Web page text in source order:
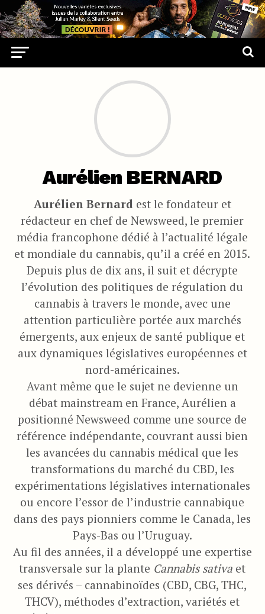
Aurélien BERNARD
Aurélien Bernard est le fondateur et
rédacteur en chef de Newsweed, le premier
média francophone dédié à l’actualité légale
et mondiale du cannabis, qu’il a créé en 2015.
Depuis plus de dix ans, il suit et décrypte
l’évolution des politiques de régulation du
cannabis à travers le monde, avec une
attention particulière portée aux marchés
émergents, aux enjeux de santé publique et
aux dynamiques législatives européennes et
nord-américaines.
Avant même que le sujet ne devienne un
débat mainstream en France, Aurélien a
positionné Newsweed comme une source de
référence indépendante, couvrant aussi bien
les avancées du cannabis médical que les
transformations du marché du CBD, les
expérimentations législatives internationales
ou encore l’essor de l’industrie cannabique
dans des pays pionniers comme le Canada, les
Pays-Bas ou l’Uruguay.
Au fil des années, il a développé une expertise
transversale sur la plante Cannabis sativa et
ses dérivés – cannabinoïdes (CBD, CBG, THC,
THCV), méthodes d’extraction, variétés et